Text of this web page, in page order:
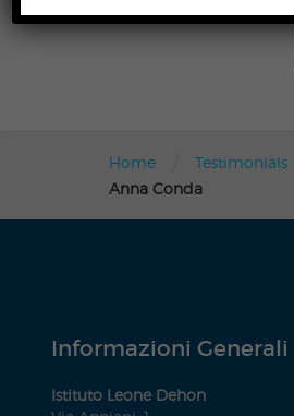
Home Testimonials
Anna Conda
Informazioni Generali
Istituto Leone Dehon